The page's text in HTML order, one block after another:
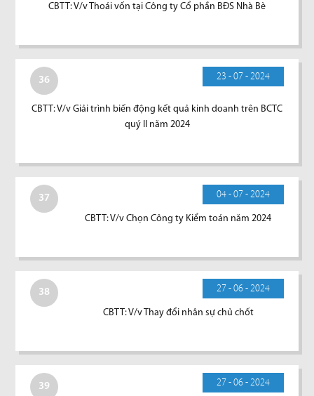
CBTT: V/v Thoái vốn tại Công ty Cổ phần BĐS Nhà Bè
36 23 - 07 - 2024
CBTT: V/v Giải trình biến động kết quả kinh doanh trên BCTC
quý II năm 2024
37 04 - 07 - 2024
CBTT: V/v Chọn Công ty Kiểm toán năm 2024
38 27 - 06 - 2024
CBTT: V/v Thay đổi nhân sự chủ chốt
39 27 - 06 - 2024